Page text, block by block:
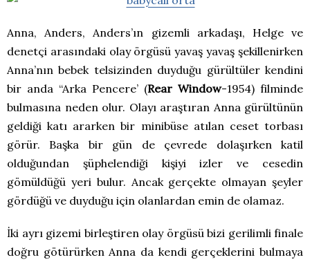
Anna, Anders, Anders’ın gizemli arkadaşı, Helge ve
denetçi arasındaki olay örgüsü yavaş yavaş şekillenirken
Anna’nın bebek telsizinden duyduğu gürültüler kendini
bir anda “Arka Pencere’ (Rear Window-1954) filminde
bulmasına neden olur. Olayı araştıran Anna gürültünün
geldiği katı ararken bir minibüse atılan ceset torbası
görür. Başka bir gün de çevrede dolaşırken katil
olduğundan şüphelendiği kişiyi izler ve cesedin
gömüldüğü yeri bulur. Ancak gerçekte olmayan şeyler
gördüğü ve duyduğu için olanlardan emin de olamaz.
İki ayrı gizemi birleştiren olay örgüsü bizi gerilimli finale
doğru götürürken Anna da kendi gerçeklerini bulmaya